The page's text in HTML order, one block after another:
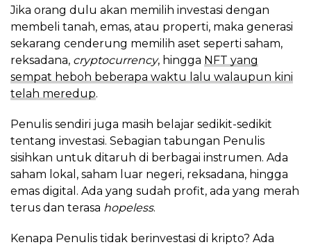
Jika orang dulu akan memilih investasi dengan
membeli tanah, emas, atau properti, maka generasi
sekarang cenderung memilih aset seperti saham,
reksadana, cryptocurrency, hingga NFT yang
sempat heboh beberapa waktu lalu walaupun kini
telah meredup.
Penulis sendiri juga masih belajar sedikit-sedikit
tentang investasi. Sebagian tabungan Penulis
sisihkan untuk ditaruh di berbagai instrumen. Ada
saham lokal, saham luar negeri, reksadana, hingga
emas digital. Ada yang sudah profit, ada yang merah
terus dan terasa hopeless.
Kenapa Penulis tidak berinvestasi di kripto? Ada